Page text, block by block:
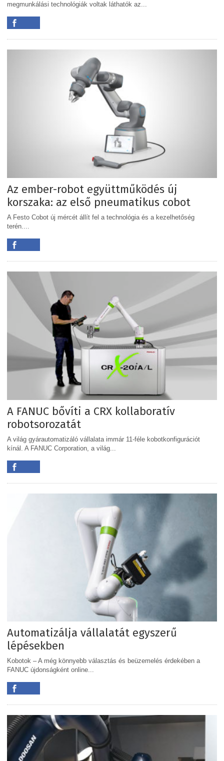
megmunkálási technológiák voltak láthatók az...
Az ember-robot együttműködés új
korszaka: az első pneumatikus cobot
A Festo Cobot új mércét állít fel a technológia és a kezelhetőség
terén....
A FANUC bővíti a CRX kollaboratív
robotsorozatát
A világ gyárautomatizáló vállalata immár 11-féle kobotkonfigurációt
kínál. A FANUC Corporation, a világ...
Automatizálja vállalatát egyszerű
lépésekben
Kobotok – A még könnyebb választás és beüzemelés érdekében a
FANUC újdonságként online...